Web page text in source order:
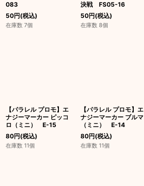
083
50円(税込)
在庫数 7個
決戦 FS05-16
50円(税込)
在庫数 8個
【パラレル プロモ】エ
ナジーマーカー ピッコ
ロ（ミニ） E-15
80円(税込)
在庫数 11個
【パラレル プロモ】エ
ナジーマーカー ブルマ
（ミニ） E-14
80円(税込)
在庫数 11個